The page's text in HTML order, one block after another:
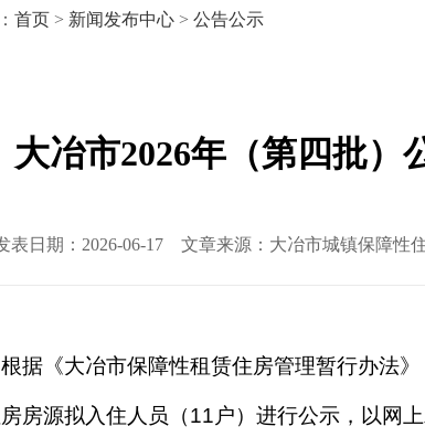
首页 > 新闻发布中心 > 公告公示
大冶市2026年（第四批
表日期：2026-06-17 文章来源：大冶市城镇保障性
根据《大冶市保障性租赁住房管理暂行办法》
房源拟 入住人员 （11户） 进行公示，以网